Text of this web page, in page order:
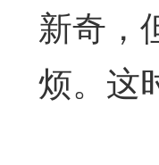
新奇，
烦。这